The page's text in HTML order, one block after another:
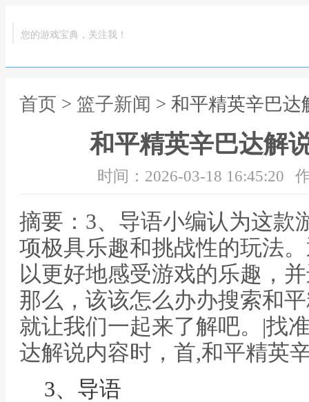
您的游戏宝典，关注我！
首页 > 篮子新闻 > 和平精英辛巴
和平精英辛巴达解
时间：2026-03-18 16:45:20
摘要：3、导语小编认为这款
项极具乐趣和挑战性的玩法
以更好地感受游戏的乐趣，
那么，该该怎么办办搜索和
就让我们一起来了解吧。|找
达解说内容时，首,和平精英
3、导语